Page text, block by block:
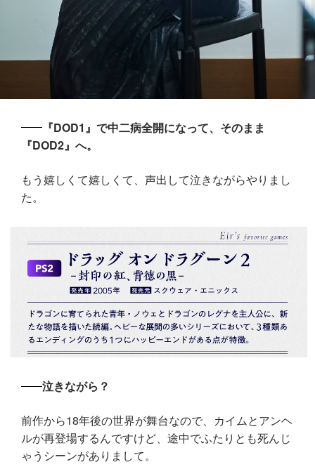
『DOD1』で中二病全開になって、そのまま
『DOD2』へ。
もう嬉しくて嬉しくて、声出して泣きながらやりまし
た。
泣きながら？
前作から18年後の世界が舞台なので、カイムとアンヘ
ルが再登場するんですけど、途中でふたりとも死んじ
ゃうシーンがありまして。